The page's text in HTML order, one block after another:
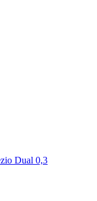
Dual 0,3